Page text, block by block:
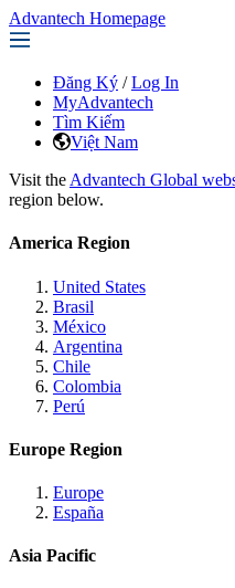
Advantech Homepage
Đăng Ký / Log In
MyAdvantech
Tìm Kiếm
Việt Nam
Visit the Advantech Global
region below.
America Region
United States
Brasil
México
Argentina
Chile
Colombia
Perú
Europe Region
Europe
España
Asia Pacific